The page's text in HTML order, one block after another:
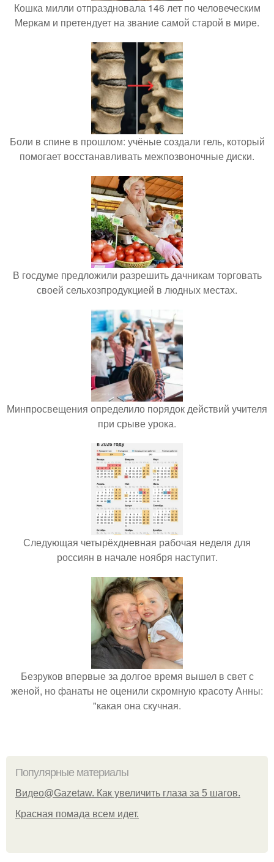
Кошка милли отпраздновала 146 лет по человеческим
Меркам и претендует на звание самой старой в мире.
Боли в спине в прошлом: учёные создали гель, который
помогает восстанавливать межпозвоночные диски.
В госдуме предложили разрешить дачникам торговать
своей сельхозпродукцией в людных местах.
Минпросвещения определило порядок действий учителя
при срыве урока.
Следующая четырёхдневная рабочая неделя для
россиян в начале ноября наступит.
Безруков впервые за долгое время вышел в свет с
женой, но фанаты не оценили скромную красоту Анны:
"какая она скучная.
Популярные материалы
Видео@Gazetaw. Как увеличить глаза за 5 шагов.
Красная помада всем идет.